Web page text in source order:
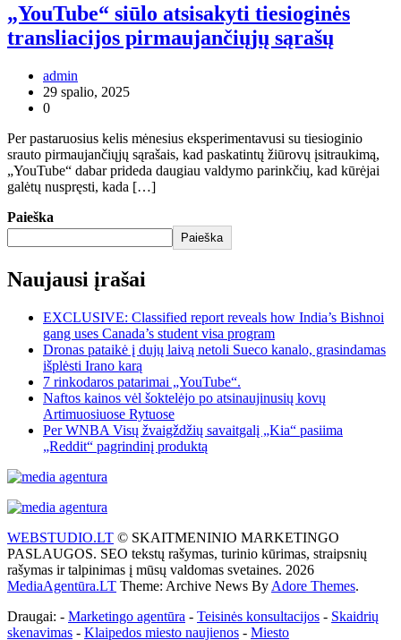
„YouTube“ siūlo atsisakyti tiesioginės
transliacijos pirmaujančiųjų sąrašų
admin
29 spalio, 2025
0
Per pastaruosius kelis mėnesius eksperimentavusi su tiesioginio
srauto pirmaujančiųjų sąrašais, kad paskatintų žiūrovų įsitraukimą,
„YouTube“ dabar prideda daugiau valdymo parinkčių, kad kūrėjai
galėtų nuspręsti, kada […]
Paieška
Paieška
Naujausi įrašai
EXCLUSIVE: Classified report reveals how India’s Bishnoi
gang uses Canada’s student visa program
Dronas pataikė į dujų laivą netoli Sueco kanalo, grasindamas
išplėsti Irano karą
7 rinkodaros patarimai „YouTube“.
Naftos kainos vėl šoktelėjo po atsinaujinusių kovų
Artimuosiuose Rytuose
Per WNBA Visų žvaigždžių savaitgalį „Kia“ pasiima
„Reddit“ pagrindinį produktą
WEBSTUDIO.LT © SKAITMENINIO MARKETINGO
PASLAUGOS. SEO tekstų rašymas, turinio kūrimas, straipsnių
rašymas ir talpinimas į mūsų valdomas svetaines. 2026
MediaAgentūra.LT Theme: Archive News By Adore Themes.
Draugai: - Marketingo agentūra - Teisinės konsultacijos - Skaidrių
skenavimas - Klaipedos miesto naujienos - Miesto